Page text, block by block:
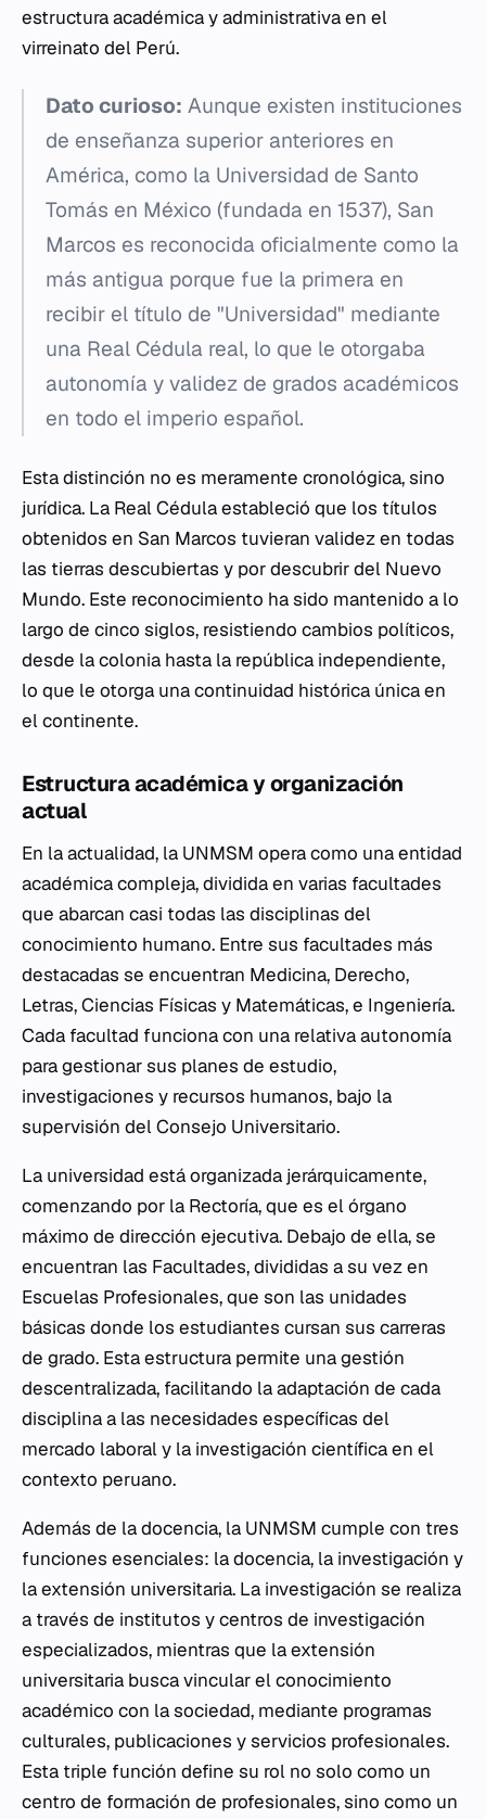
estructura académica y administrativa en el
virreinato del Perú.
Dato curioso: Aunque existen instituciones
de enseñanza superior anteriores en
América, como la Universidad de Santo
Tomás en México (fundada en 1537), San
Marcos es reconocida oficialmente como la
más antigua porque fue la primera en
recibir el título de "Universidad" mediante
una Real Cédula real, lo que le otorgaba
autonomía y validez de grados académicos
en todo el imperio español.
Esta distinción no es meramente cronológica, sino
jurídica. La Real Cédula estableció que los títulos
obtenidos en San Marcos tuvieran validez en todas
las tierras descubiertas y por descubrir del Nuevo
Mundo. Este reconocimiento ha sido mantenido a lo
largo de cinco siglos, resistiendo cambios políticos,
desde la colonia hasta la república independiente,
lo que le otorga una continuidad histórica única en
el continente.
Estructura académica y organización
actual
En la actualidad, la UNMSM opera como una entidad
académica compleja, dividida en varias facultades
que abarcan casi todas las disciplinas del
conocimiento humano. Entre sus facultades más
destacadas se encuentran Medicina, Derecho,
Letras, Ciencias Físicas y Matemáticas, e Ingeniería.
Cada facultad funciona con una relativa autonomía
para gestionar sus planes de estudio,
investigaciones y recursos humanos, bajo la
supervisión del Consejo Universitario.
La universidad está organizada jerárquicamente,
comenzando por la Rectoría, que es el órgano
máximo de dirección ejecutiva. Debajo de ella, se
encuentran las Facultades, divididas a su vez en
Escuelas Profesionales, que son las unidades
básicas donde los estudiantes cursan sus carreras
de grado. Esta estructura permite una gestión
descentralizada, facilitando la adaptación de cada
disciplina a las necesidades específicas del
mercado laboral y la investigación científica en el
contexto peruano.
Además de la docencia, la UNMSM cumple con tres
funciones esenciales: la docencia, la investigación y
la extensión universitaria. La investigación se realiza
a través de institutos y centros de investigación
especializados, mientras que la extensión
universitaria busca vincular el conocimiento
académico con la sociedad, mediante programas
culturales, publicaciones y servicios profesionales.
Esta triple función define su rol no solo como un
centro de formación de profesionales, sino como un